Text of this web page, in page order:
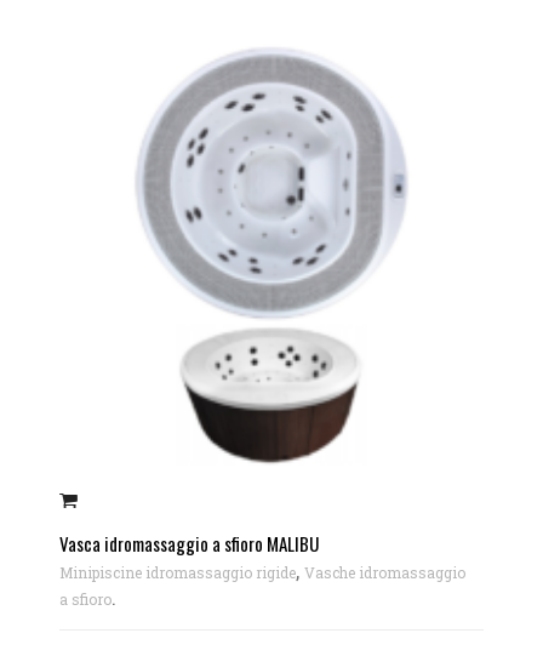
Vasca idromassaggio a sfioro MALIBU
Minipiscine idromassaggio rigide, Vasche idromassaggio
a sfioro.